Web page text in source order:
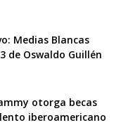
Medias Blancas
de Oswaldo Guillén
otorga becas
iberoamericano